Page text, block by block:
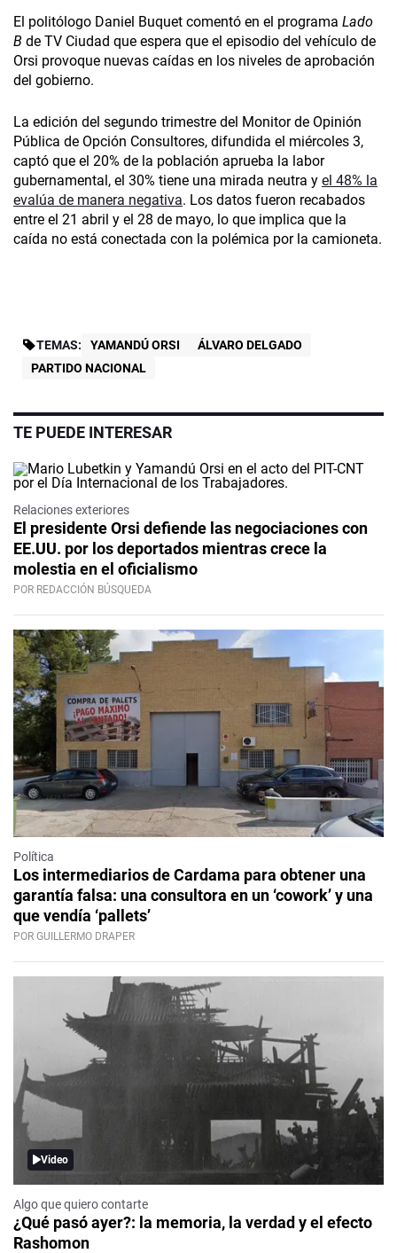
El politólogo Daniel Buquet comentó en el programa Lado
B de TV Ciudad que espera que el episodio del vehículo de
Orsi provoque nuevas caídas en los niveles de aprobación
del gobierno.
La edición del segundo trimestre del Monitor de Opinión
Pública de Opción Consultores, difundida el miércoles 3,
captó que el 20% de la población aprueba la labor
gubernamental, el 30% tiene una mirada neutra y el 48% la
evalúa de manera negativa. Los datos fueron recabados
entre el 21 abril y el 28 de mayo, lo que implica que la
caída no está conectada con la polémica por la camioneta.
TEMAS: YAMANDÚ ORSI
ÁLVARO DELGADO
PARTIDO NACIONAL
TE PUEDE INTERESAR
Relaciones exteriores
El presidente Orsi defiende las negociaciones con
EE.UU. por los deportados mientras crece la
molestia en el oficialismo
POR REDACCIÓN BÚSQUEDA
Política
Los intermediarios de Cardama para obtener una
garantía falsa: una consultora en un ‘cowork’ y una
que vendía ‘pallets’
POR GUILLERMO DRAPER
Video
Algo que quiero contarte
¿Qué pasó ayer?: la memoria, la verdad y el efecto
Rashomon